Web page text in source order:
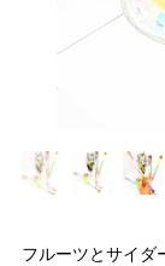
フルーツとサイダ